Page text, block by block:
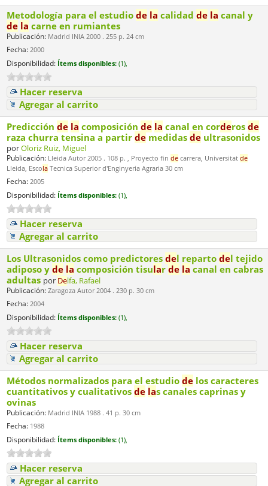
Metodología para el estudiode la calidadde la canal y
de la carne en rumiantes
Publicación: Madrid INIA 2000 . 255 p. 24 cm
Fecha: 2000
Disponibilidad: Ítems disponibles: (1),
Hacer reserva
Agregar al carrito
Predicciónde la composiciónde la canal en corderosde
raza churra tensina a partirde medidasde ultrasonidos
porOloriz Ruiz, Miguel
Publicación: Lleida Autor 2005 . 108 p. , Proyecto finde carrera, Universitatde
Lleida, Escola Tecnica Superior d'Enginyeria Agraria 30 cm
Fecha: 2005
Disponibilidad: Ítems disponibles: (1),
Hacer reserva
Agregar al carrito
Los Ultrasonidos como predictoresdel repartodel tejido
adiposo yde la composición tisularde la canal en cabras
adultas por Delfa, Rafael
Publicación: Zaragoza Autor 2004 . 230 p. 30 cm
Fecha: 2004
Disponibilidad: Ítems disponibles: (1),
Hacer reserva
Agregar al carrito
Métodos normalizados para el estudiode los caracteres
cuantitativos y cualitativosde las canales caprinas y
ovinas
Publicación: Madrid INIA 1988 . 41 p. 30 cm
Fecha: 1988
Disponibilidad: Ítems disponibles: (1),
Hacer reserva
Agregar al carrito